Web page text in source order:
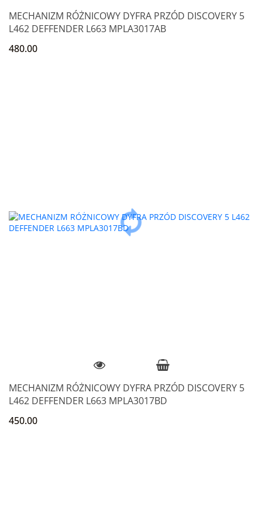
MECHANIZM RÓŻNICOWY DYFRA PRZÓD DISCOVERY 5
L462 DEFFENDER L663 MPLA3017AB
480.00
MECHANIZM RÓŻNICOWY DYFRA PRZÓD DISCOVERY 5
L462 DEFFENDER L663 MPLA3017BD
450.00